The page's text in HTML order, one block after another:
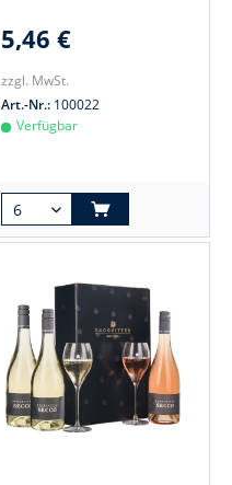
5,46 €
zzgl. MwSt.
Art.-Nr.: 100022
Verfügbar